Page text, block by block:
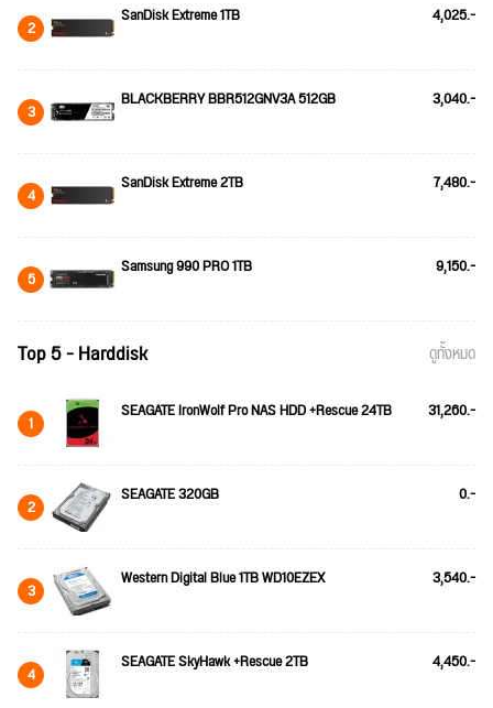
2 SanDisk Extreme 1TB 4,025.-
3 BLACKBERRY BBR512GNV3A 512GB 3,040.-
4 SanDisk Extreme 2TB 7,480.-
5 Samsung 990 PRO 1TB 9,150.-
Top 5 - Harddisk ดูทั้งหมด
1 SEAGATE IronWolf Pro NAS HDD +Rescue 24TB 31,260.-
2 SEAGATE 320GB 0.-
3 Western Digital Blue 1TB WD10EZEX 3,540.-
4 SEAGATE SkyHawk +Rescue 2TB 4,450.-